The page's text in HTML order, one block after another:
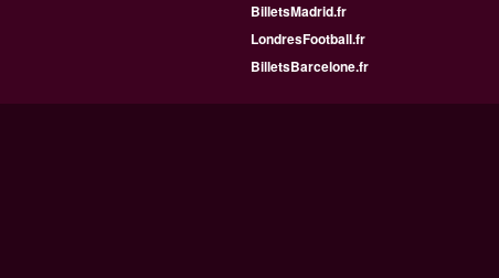
BilletsMadrid.fr
LondresFootball.fr
BilletsBarcelone.fr